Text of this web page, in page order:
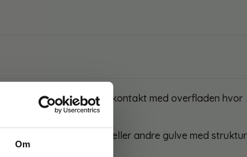
Om
Herved opnår helt tæt kontakt med overfladen hvor
til højglans, skridsikre eller andre gulve med struktur